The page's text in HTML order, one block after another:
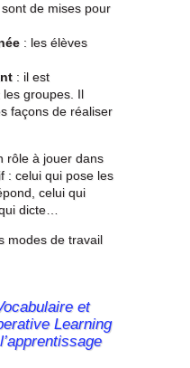
de mises pour
: les élèves
: il est
groupes. Il
façons de réaliser
rôle à jouer dans
: celui qui pose les
celui qui
dicte…
modes de travail
et
Learning